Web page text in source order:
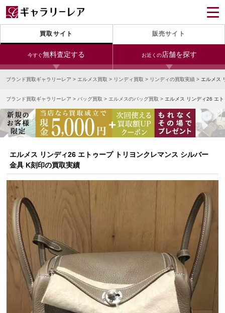
買取サイト 販売サイト
今すぐ無料査定する お近くの店舗を探す
24時間受付（対応時間10:00～19:00）
宅配買取を申し込む
無料の宅配キットをお届けします
今すぐ電話査定
受付時間 10:00～19:00
銀座本店 青山表参道店 新宿東口店
小田急新宿店 LAB東京 名古屋大須店
なんば店
中野ブロードウェイ
宅配買取を申し込む
無料の宅配キットをお届けします
ブランド買取ギャラリーレア > エルメス買取 > リンディ買取 > リンディの買取実績 > エルメス
ブランド買取ギャラリーレア > バッグ買取 > エルメスのバッグ買取 > エルメス リンディ26 エ
エルメス リンディ26 エトゥープ トリヨンクレマンス シルバー
金具 K刻印の買取実績